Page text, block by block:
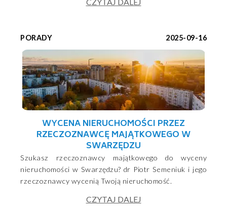
PORADY 2025-09-16
WYCENA NIERUCHOMOŚCI PRZEZ
RZECZOZNAWCĘ MAJĄTKOWEGO W
SWARZĘDZU
Szukasz rzeczoznawcy majątkowego do wyceny
nieruchomości w Swarzędzu? dr Piotr Semeniuk i jego
rzeczoznawcy wycenią Twoją nieruchomość.
CZYTAJ DALEJ